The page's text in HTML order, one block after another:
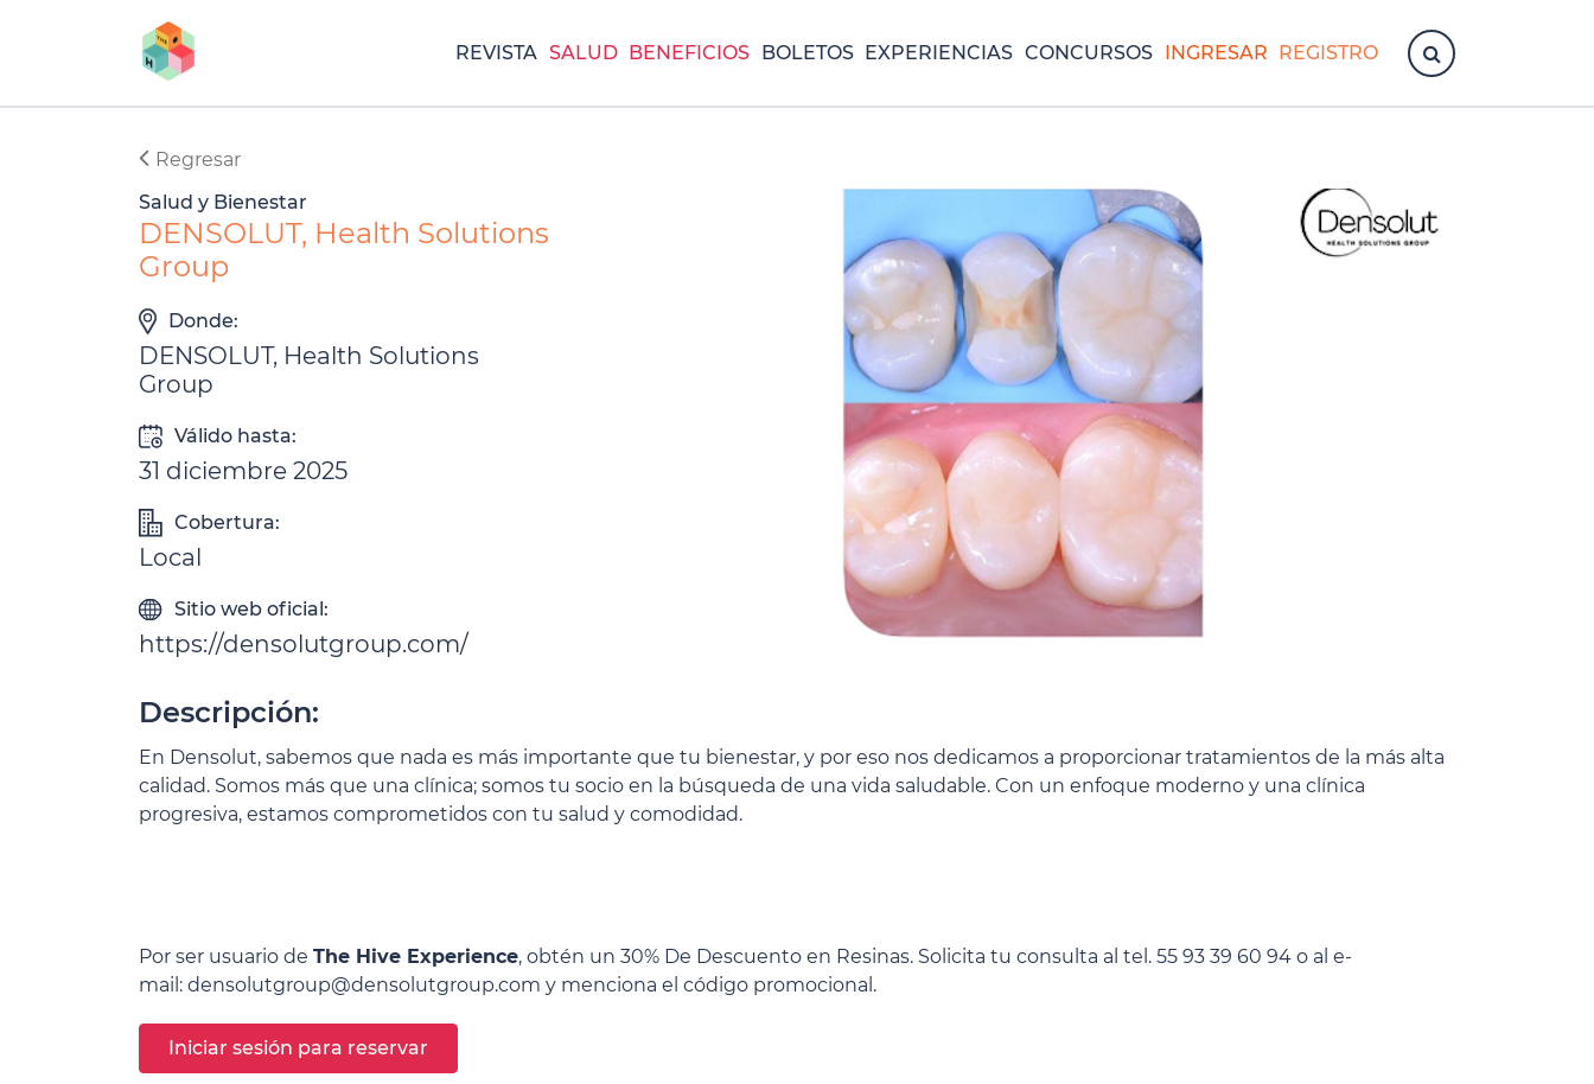
REVISTA SALUD BENEFICIOS BOLETOS EXPERIENCIAS CONCURSOS INGRESAR REGISTRO
Regresar
Salud y Bienestar
DENSOLUT, Health Solutions
Group
Donde:
DENSOLUT, Health Solutions
Group
Válido hasta:
31 diciembre 2025
Cobertura:
Local
Sitio web oficial:
https://densolutgroup.com/
Descripción:
En Densolut, sabemos que nada es más importante que tu bienestar, y por eso nos dedicamos a proporcionar tratamientos de la más alta
calidad. Somos más que una clínica; somos tu socio en la búsqueda de una vida saludable. Con un enfoque moderno y una clínica
progresiva, estamos comprometidos con tu salud y comodidad.
Por ser usuario de The Hive Experience, obtén un 30% De Descuento en Resinas. Solicita tu consulta al tel. 55 93 39 60 94 o al e-
mail: densolutgroup@densolutgroup.com y menciona el código promocional.
Iniciar sesión para reservar